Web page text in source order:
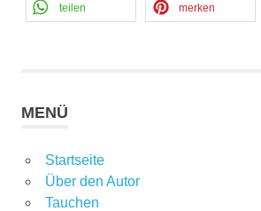
teilen merken
MENÜ
Startseite
Über den Autor
Tauchen